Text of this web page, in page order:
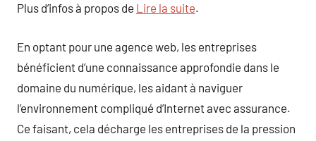
Plus d’infos à propos de Lire la suite.
En optant pour une agence web, les entreprises
bénéficient d’une connaissance approfondie dans le
domaine du numérique, les aidant à naviguer
l’environnement compliqué d’Internet avec assurance.
Ce faisant, cela décharge les entreprises de la pression